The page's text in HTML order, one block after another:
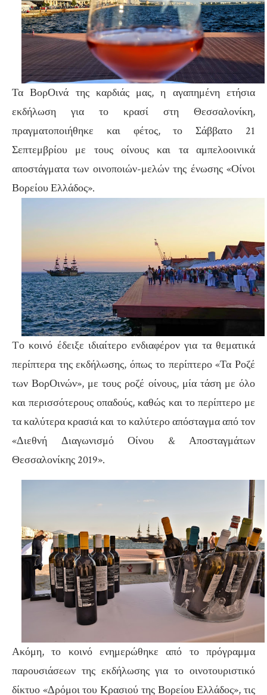
Τα ΒορΟινά της καρδιάς μας, η αγαπημένη ετήσια
εκδήλωση για το κρασί στη Θεσσαλονίκη,
πραγματοποιήθηκε και φέτος, το Σάββατο 21
Σεπτεμβρίου με τους οίνους και τα αμπελοοινικά
αποστάγματα των οινοποιών-μελών της ένωσης «Οίνοι
Βορείου Ελλάδος».
Tο κοινό έδειξε ιδιαίτερο ενδιαφέρον για τα θεματικά
περίπτερα της εκδήλωσης, όπως το περίπτερο «Τα Ροζέ
των ΒορΟινών», με τους ροζέ οίνους, μία τάση με όλο
και περισσότερους οπαδούς, καθώς και το περίπτερο με
τα καλύτερα κρασιά και το καλύτερο απόσταγμα από τον
«Διεθνή Διαγωνισμό Οίνου & Αποσταγμάτων
Θεσσαλονίκης 2019».
Ακόμη, το κοινό ενημερώθηκε από το πρόγραμμα
παρουσιάσεων της εκδήλωσης για το οινοτουριστικό
δίκτυο «Δρόμοι του Κρασιού της Βορείου Ελλάδος», τις